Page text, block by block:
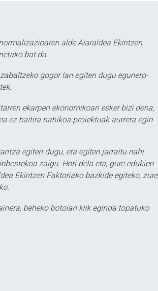
alde Aiaraldea Ekintzen
bat da.
gogor lan egiten dugu egunero-
ekarpen ekonomikoari esker bizi dena,
ez baitira nahikoa proiektuak aurrera egin
egiten dugu, eta egiten jarraitu nahi
zaigu. Hori dela eta, gure edukien
Ekintzen Faktoriako bazkide egiteko, zure
beheko botoian klik eginda topatuko